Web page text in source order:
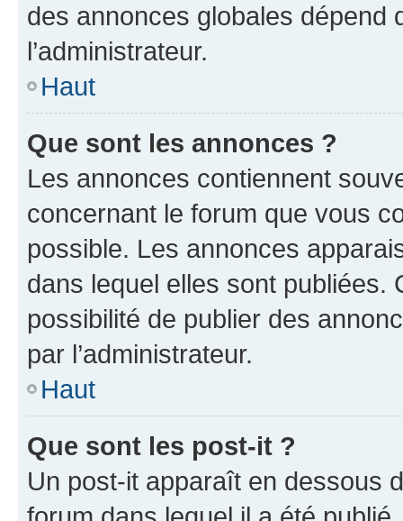
des annonces globales dépend
l’administrateur.
Haut
Que sont les annonces ?
Les annonces contiennent
concernant le forum que vous
possible. Les annonces
dans lequel elles sont publiées.
possibilité de publier des
par l’administrateur.
Haut
Que sont les post-it ?
Un post-it apparaît en dessous